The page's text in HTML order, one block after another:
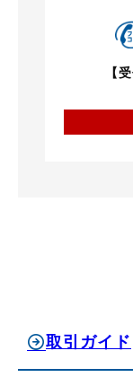
【
取引ガイド